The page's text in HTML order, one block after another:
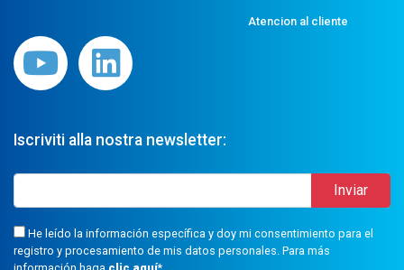
Atencion al cliente
Iscriviti alla nostra newsletter:
He leído la información específica y doy mi consentimiento para el
registro y procesamiento de mis datos personales. Para más